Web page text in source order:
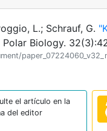
L.; Schrauf, G.
Biology.
el artículo en la
del editor